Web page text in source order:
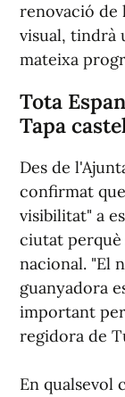
renovació de
visual, tindrà
mateixa
Tota
Tapa
Des de
confirmat
visibilitat" a
ciutat perquè
nacional. "El
guanyadora
important per
regidora de
En qualsevol